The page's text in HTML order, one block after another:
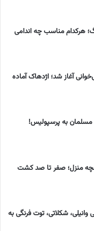
هرکدام مناسب چه اندامی
آغاز شد؛ اژدهاک آماده
به پرسپولیس!
منزل؛ صفر تا صد کشت
شکلاتی، توت فرنگی به